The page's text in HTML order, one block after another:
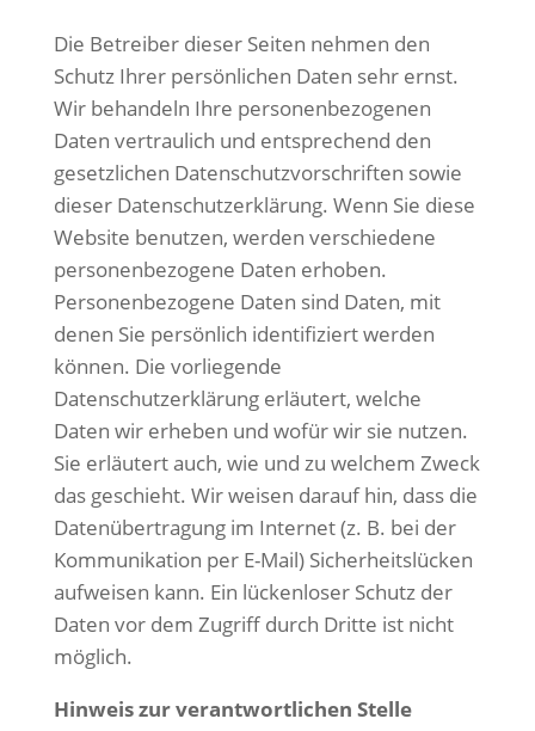
Die Betreiber dieser Seiten nehmen den
Schutz Ihrer persönlichen Daten sehr ernst.
Wir behandeln Ihre personenbezogenen
Daten vertraulich und entsprechend den
gesetzlichen Datenschutzvorschriften sowie
dieser Datenschutzerklärung. Wenn Sie diese
Website benutzen, werden verschiedene
personenbezogene Daten erhoben.
Personenbezogene Daten sind Daten, mit
denen Sie persönlich identifiziert werden
können. Die vorliegende
Datenschutzerklärung erläutert, welche
Daten wir erheben und wofür wir sie nutzen.
Sie erläutert auch, wie und zu welchem Zweck
das geschieht. Wir weisen darauf hin, dass die
Datenübertragung im Internet (z. B. bei der
Kommunikation per E-Mail) Sicherheitslücken
aufweisen kann. Ein lückenloser Schutz der
Daten vor dem Zugriff durch Dritte ist nicht
möglich.
Hinweis zur verantwortlichen Stelle